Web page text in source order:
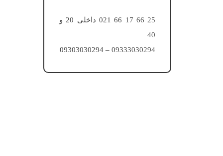
25 66 17 66 021 داخلی 20 و
40
09333030294 – 09303030294